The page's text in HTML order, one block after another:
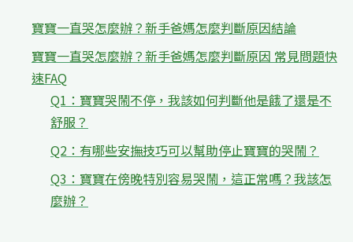
寶寶一直哭怎麼辦？新手爸媽怎麼判斷原因結論
寶寶一直哭怎麼辦？新手爸媽怎麼判斷原因 常見問題快
速FAQ
Q1：寶寶哭鬧不停，我該如何判斷他是餓了還是不
舒服？
Q2：有哪些安撫技巧可以幫助停止寶寶的哭鬧？
Q3：寶寶在傍晚特別容易哭鬧，這正常嗎？我該怎
麼辦？